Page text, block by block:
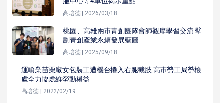
高培德 | 2026/03/18
桃園、高雄兩市青創團隊會師觀摩學習交流 擘
劃青創產業永續發展藍圖
高培德 | 2025/09/18
運輸業苗栗廠女包裝工遭機台捲入右腿截肢 高市勞工局勞檢
處全力協處維勞動權益
高培德 | 2022/02/19